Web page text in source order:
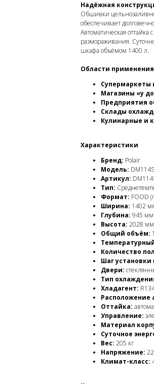
Надёжная
Обшивки
обеспечивает
Автоматическая оттайка
размораживания.
шкафа объёмом 1400 л.
Области применения
Супермаркеты
Магазины «у
Предприятия
Склады
Кулинарные и
Характеристики
Бренд: Polair
Модель:
Артикул:
Тип:
Формат: FOOD
Ширина: 1402
Глубина: 945 мм
Высота: 2028 мм
Общий объём:
Количество
Шаг установки
Двери:
Тип
Хладагент:
Расположение
Оттайка:
Управление:
Материал
Суточное
Вес: 205 кг
Напряжение:
Климат-класс: